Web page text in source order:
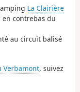
La Clairière
contrebas du
au circuit balisé
Verbamont, suivez